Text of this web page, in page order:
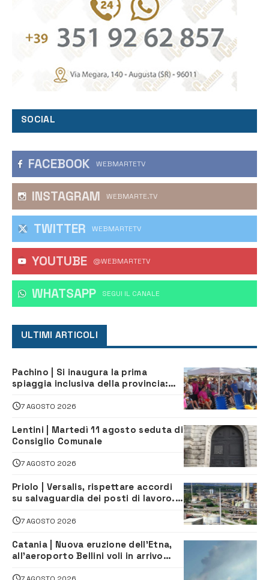
SOCIAL
FACEBOOK WEBMARTETV
INSTAGRAM WEBMARTE.TV
TWITTER WEBMARTETV
YOUTUBE @WEBMARTETV
WHATSAPP ‎SEGUI IL CANALE
ULTIMI ARTICOLI
Pachino | Si inaugura la prima
spiaggia inclusiva della provincia:
tutti
7 AGOSTO 2026
Lentini | Martedì 11 agosto seduta di
Consiglio Comunale
7 AGOSTO 2026
Priolo | Versalis, rispettare accordi
su salvaguardia dei posti di lavoro. Il
7 AGOSTO 2026
Catania | Nuova eruzione dell’Etna,
all’aeroporto Bellini voli in arrivo